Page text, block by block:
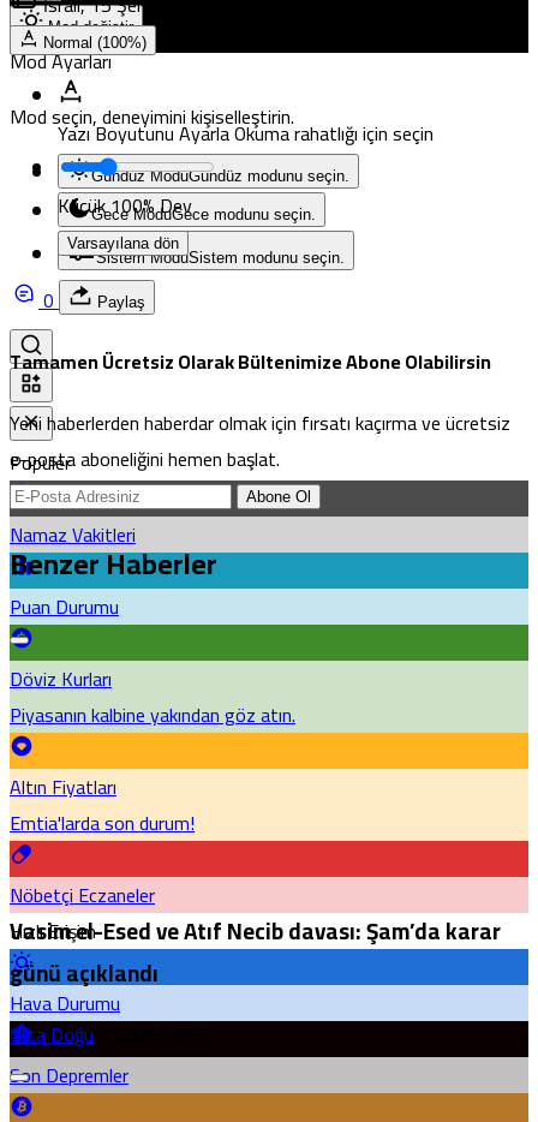
Mod değiştir
Mod Ayarları
Mod seçin, deneyimini kişiselleştirin.
Gündüz ModuGündüz modunu seçin.
Gece ModuGece modunu seçin.
Sistem ModuSistem modunu seçin.
Popüler
Namaz Vakitleri
Puan Durumu
Döviz Kurları
Piyasanın kalbine yakından göz atın.
Altın Fiyatları
Emtia'larda son durum!
Nöbetçi Eczaneler
Hızlı Erişim
Hava Durumu
Son Depremler
Normal (100%)
Yazı Boyutunu AyarlaOkuma rahatlığı için seçin
Küçük100%Dev
Varsayılana dön
0 Paylaş
Tamamen Ücretsiz Olarak Bültenimize Abone Olabilirsin
Yeni haberlerden haberdar olmak için fırsatı kaçırma ve ücretsiz
e-posta aboneliğini hemen başlat.
Abone Ol
Benzer Haberler
Vasim el-Esed ve Atıf Necib davası: Şam’da karar
günü açıklandı
Orta Doğu